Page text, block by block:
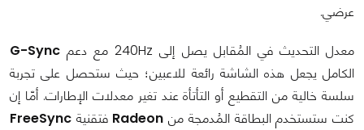
عرضي.
معدل التحديث في المُقابل يصل إلى 240Hz مع دعم
G-Sync
الكامل يجعل هذه الشاشة رائعة للاعبين؛ حيث ستحصل على تجربة
سلسة خالية من التقطيع أو التأتأة عند تغير معدلات الإطارات. أمّا إن
كنت ستستخدم البطاقة المُدمجة من Radeon فتقنية FreeSync